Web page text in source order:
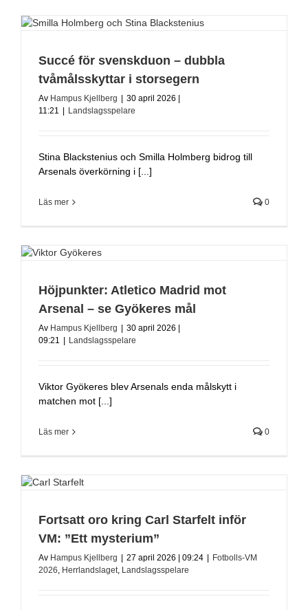
Succé för svenskduon – dubbla
tvåmålsskyttar i storsegern
Av Hampus Kjellberg | 30 april 2026 |
11:21 | Landslagsspelare
Stina Blackstenius och Smilla Holmberg bidrog till
Arsenals överkörning i [...]
Läs mer 0
Höjpunkter: Atletico Madrid mot
Arsenal – se Gyökeres mål
Av Hampus Kjellberg | 30 april 2026 |
09:21 | Landslagsspelare
Viktor Gyökeres blev Arsenals enda målskytt i
matchen mot [...]
Läs mer 0
Fortsatt oro kring Carl Starfelt inför
VM: ”Ett mysterium”
Av Hampus Kjellberg | 27 april 2026 | 09:24 | Fotbolls-VM
2026, Herrlandslaget, Landslagsspelare